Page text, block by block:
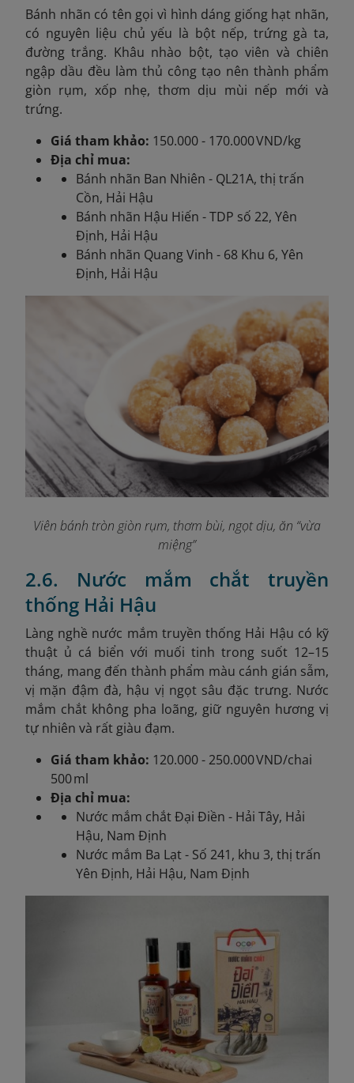
Bánh nhãn có tên gọi vì hình dáng giống hạt nhãn,
có nguyên liệu chủ yếu là bột nếp, trứng gà ta,
đường trắng. Khâu nhào bột, tạo viên và chiên
ngập dầu đều làm thủ công tạo nên thành phẩm
giòn rụm, xốp nhẹ, thơm dịu mùi nếp mới và
trứng.
Giá tham khảo: 150.000 - 170.000 VND/kg
Địa chỉ mua:
Bánh nhãn Ban Nhiên - QL21A, thị trấn
Cồn, Hải Hậu
Bánh nhãn Hậu Hiến - TDP số 22, Yên
Định, Hải Hậu
Bánh nhãn Quang Vinh - 68 Khu 6, Yên
Định, Hải Hậu
Viên bánh tròn giòn rụm, thơm bùi, ngọt dịu, ăn “vừa
miệng”
2.6. Nước mắm chắt truyền
thống Hải Hậu
Làng nghề nước mắm truyền thống Hải Hậu có kỹ
thuật ủ cá biển với muối tinh trong suốt 12–15
tháng, mang đến thành phẩm màu cánh gián sẫm,
vị mặn đậm đà, hậu vị ngọt sâu đặc trưng. Nước
mắm chắt không pha loãng, giữ nguyên hương vị
tự nhiên và rất giàu đạm.
Giá tham khảo: 120.000 - 250.000 VND/chai
500 ml
Địa chỉ mua:
Nước mắm chắt Đại Điền - Hải Tây, Hải
Hậu, Nam Định
Nước mắm Ba Lạt - Số 241, khu 3, thị trấn
Yên Định, Hải Hậu, Nam Định